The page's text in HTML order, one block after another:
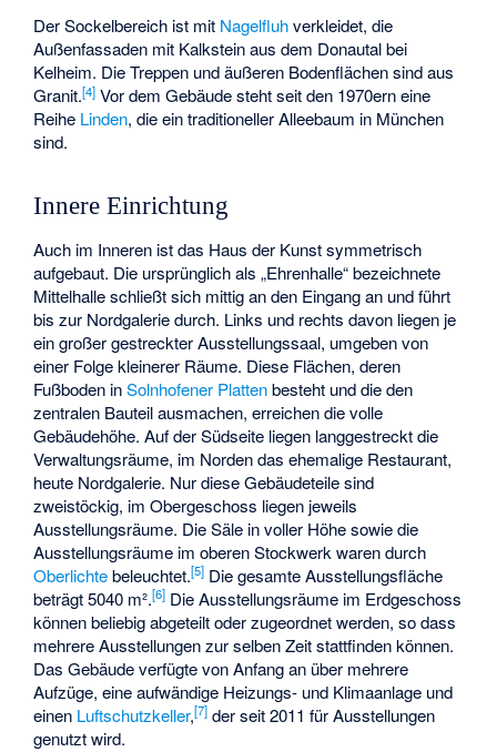
Der Sockelbereich ist mit Nagelfluhverkleidet, die
Außenfassaden mit Kalkstein aus dem Donautal bei
Kelheim. Die Treppen und äußeren Bodenflächen sind aus
Granit.[4] Vor dem Gebäude steht seit den 1970ern eine
Reihe Linden, die ein traditioneller Alleebaum in München
sind.
Innere Einrichtung
Auch im Inneren ist das Haus der Kunst symmetrisch
aufgebaut. Die ursprünglich als „Ehrenhalle“ bezeichnete
Mittelhalle schließt sich mittig an den Eingang an und führt
bis zur Nordgalerie durch. Links und rechts davon liegen je
ein großer gestreckter Ausstellungssaal, umgeben von
einer Folge kleinerer Räume. Diese Flächen, deren
Fußboden inSolnhofener Plattenbesteht und die den
zentralen Bauteil ausmachen, erreichen die volle
Gebäudehöhe. Auf der Südseite liegen langgestreckt die
Verwaltungsräume, im Norden das ehemalige Restaurant,
heute Nordgalerie. Nur diese Gebäudeteile sind
zweistöckig, im Obergeschoss liegen jeweils
Ausstellungsräume. Die Säle in voller Höhe sowie die
Ausstellungsräume im oberen Stockwerk waren durch
Oberlichtebeleuchtet.[5] Die gesamte Ausstellungsfläche
beträgt 5040 m².[6] Die Ausstellungsräume im Erdgeschoss
können beliebig abgeteilt oder zugeordnet werden, so dass
mehrere Ausstellungen zur selben Zeit stattfinden können.
Das Gebäude verfügte von Anfang an über mehrere
Aufzüge, eine aufwändige Heizungs- und Klimaanlage und
einen Luftschutzkeller,[7] der seit 2011 für Ausstellungen
genutzt wird.